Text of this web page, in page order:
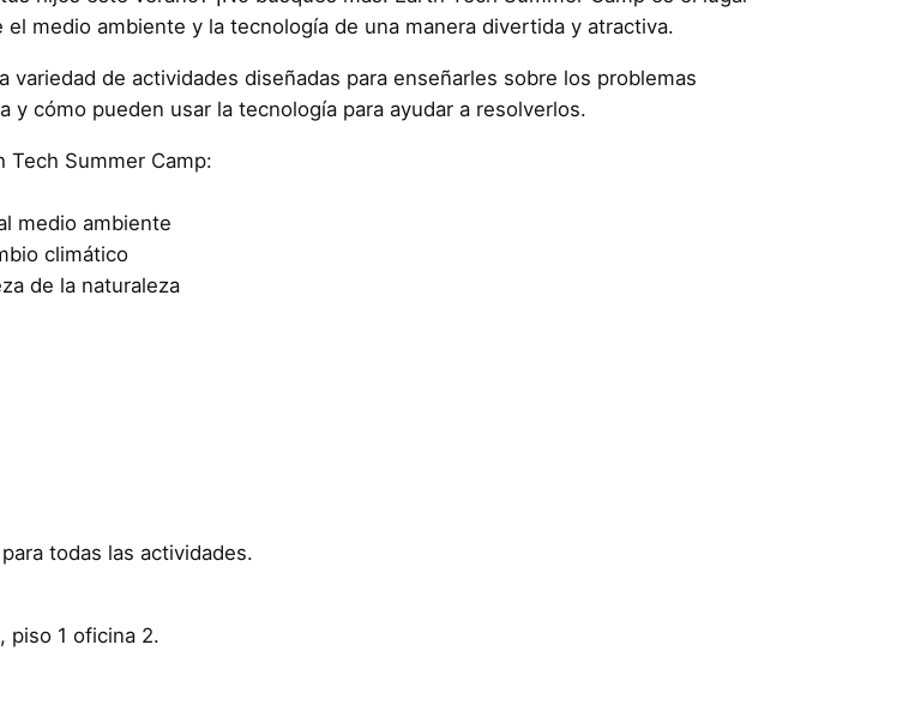
medio ambiente y la tecnología de una manera divertida y atractiva.
de actividades diseñadas para enseñarles sobre los problemas
cómo pueden usar la tecnología para ayudar a resolverlos.
Tech Summer Camp:
medio ambiente
climático
de la naturaleza
todas las actividades.
piso 1 oficina 2.